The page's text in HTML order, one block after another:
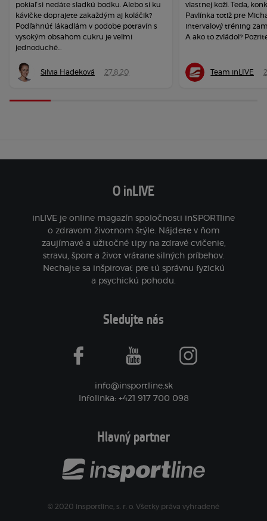
pokiaľ si nedáte sladkú bodku. Alebo si ku
kávičke doprajete zakaždým aj koláčik?
Podľahnúť lákadlám v podobe potravín s
vysokým obsahom cukru je veľmi
jednoduché...
Silvia Hadeková 27.8.20
vlastnej koži. Teda,
Pavlínka totiž pre
intervalový tréning
A ako to zvládol?
Team inLIVE
O inLIVE
inLIVE je online magazín spoločnosti inSPORTline
o zdravom životnom štýle. Nájdete v ňom
zaujímavé a užitočné tipy na zdravé cvičenie,
stravu, šport a život vrátane silných príbehov.
Nechajte sa inšpirovať pre tú správnu fyzickú
a psychickú pohodu.
Sledujte nás
facebook youtube instagram
info@insportline.sk
Infolinka: +421 917 700 098
Hlavný partner
© 2020 insportline, s. r. o. Všetky práva vyhradené